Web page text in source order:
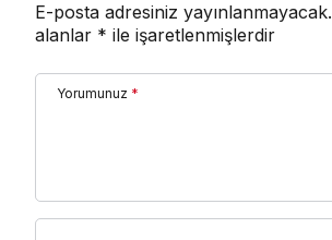
E-posta adresiniz yayınlanmayacak.
alanlar * ile işaretlenmişlerdir
Yorumunuz *